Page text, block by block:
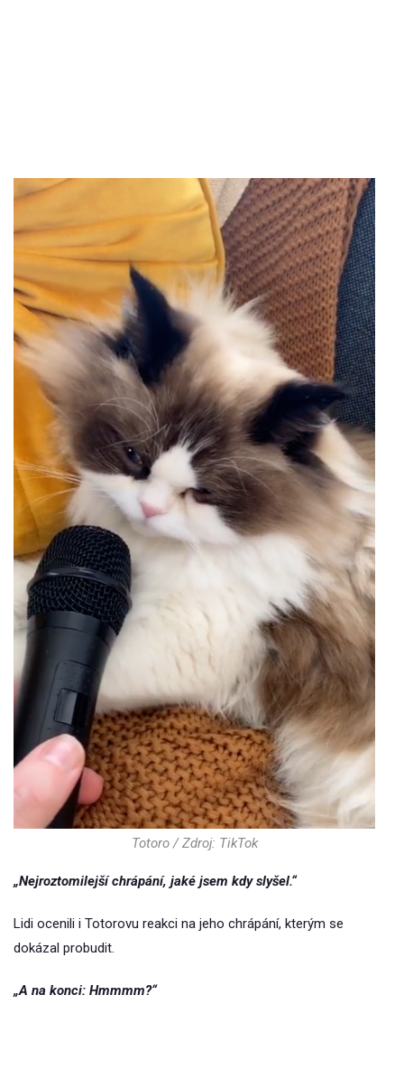
Totoro / Zdroj: TikTok
„Nejroztomilejší chrápání, jaké jsem kdy slyšel.“
Lidi ocenili i Totorovu reakci na jeho chrápání, kterým se
dokázal probudit.
„A na konci: Hmmmm?“